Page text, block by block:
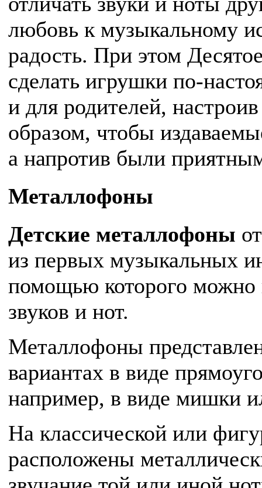
любовь к музыкальному
радость. При этом
сделать игрушки по-
и для родителей,
образом, чтобы
а напротив были
Металлофоны
Детские металлофоны
из первых музыкальных
помощью которого
звуков и нот.
Металлофоны
вариантах в виде
например, в виде мишки
На классической или
расположены